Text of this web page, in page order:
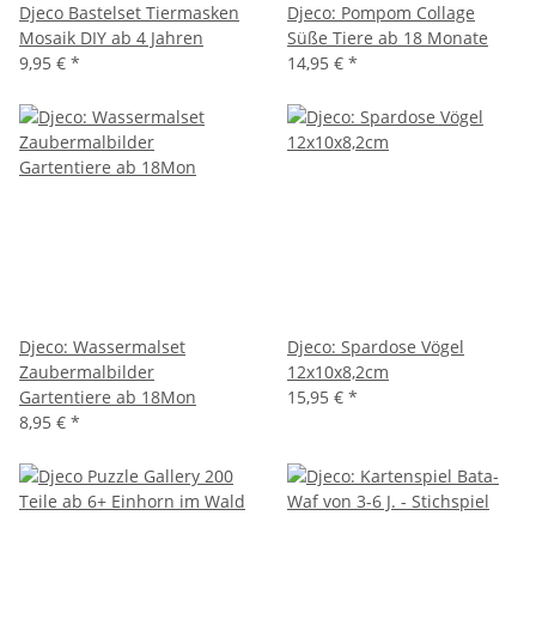
Djeco Bastelset Tiermasken
Mosaik DIY ab 4 Jahren
9,95 € *
Djeco: Pompom Collage
Süße Tiere ab 18 Monate
14,95 € *
Djeco: Wassermalset
Zaubermalbilder
Gartentiere ab 18Mon
8,95 € *
Djeco: Spardose Vögel
12x10x8,2cm
15,95 € *